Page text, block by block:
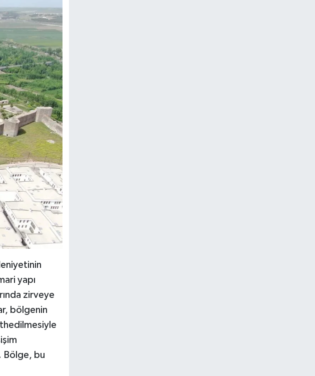
yapı
zirveye
bölgenin
Bölge, bu